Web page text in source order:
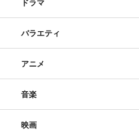
ドラマ
バラエティ
アニメ
音楽
映画